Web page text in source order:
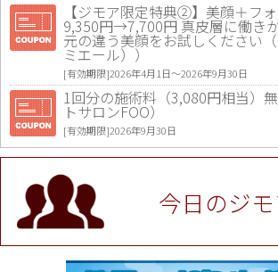
【ジモア限定特典②】美顔＋フ
9,350円→7,700円 真皮層に働き
元の違う美顔をお試しください
ミエール））
[有効期限]2026年4月1日〜2026年9月30日
1回分の施術料（3,080円相当）
トサロンFOO）
[有効期限]2026年9月30日
値段提示後「ジモア見た」で更
P！※チケットと新品商品は除く
駅前店）
[有効期限]2026年9月30日
★ジモア限定特典★ お会計より全
ュラル＆ハンドメイドショップ
[有効期限]2026年9月30日まで
今日のジ